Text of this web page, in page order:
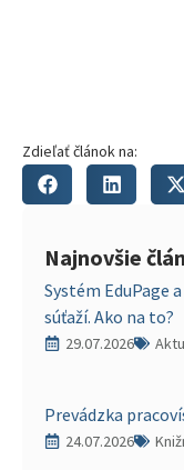
Zdieľať článok na:
Najnovšie
Systém EduPage
súťaží. Ako na to?
29.07.2026
Prevádzka
24.07.2026